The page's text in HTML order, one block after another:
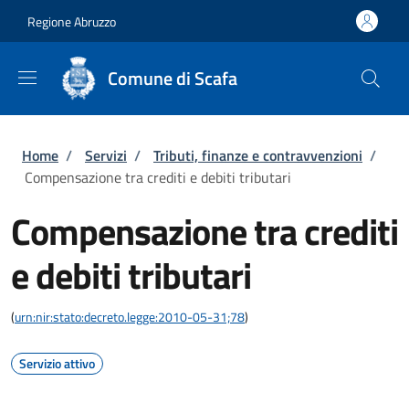
Regione Abruzzo
Comune di Scafa
Briciole di pane
Home / Servizi / Tributi, finanze e contravvenzioni /
Compensazione tra crediti e debiti tributari
Compensazione tra crediti
e debiti tributari
(urn:nir:stato:decreto.legge:2010-05-31;78)
Servizio attivo